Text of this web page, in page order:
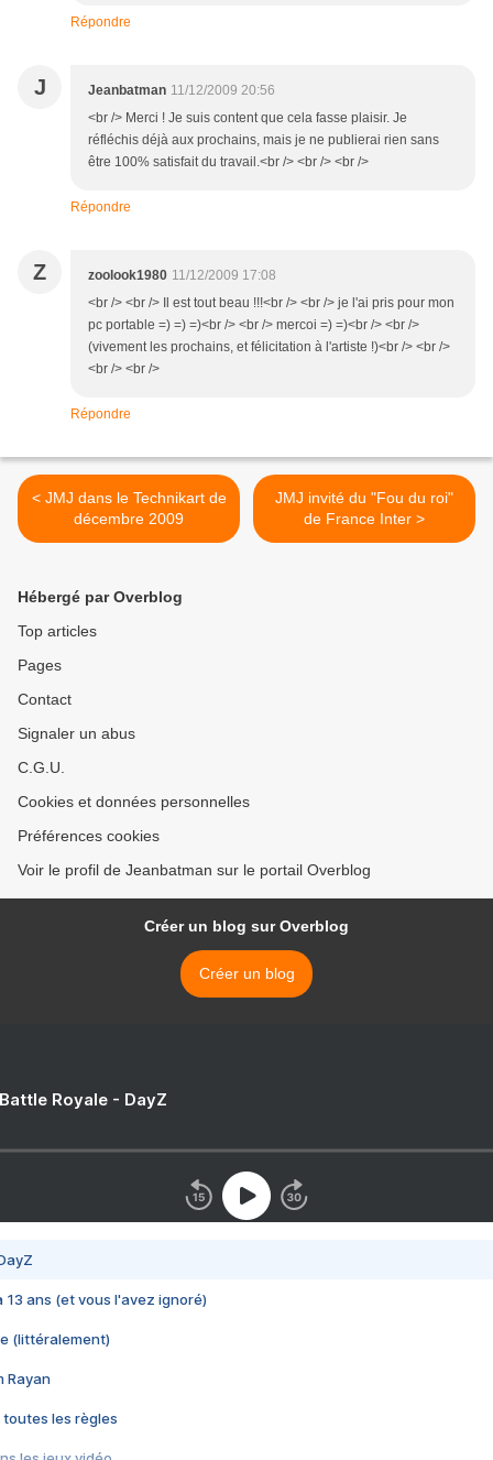
Répondre
J Jeanbatman 11/12/2009 20:56
<br /> Merci ! Je suis content que cela fasse plaisir. Je
réfléchis déjà aux prochains, mais je ne publierai rien sans
être 100% satisfait du travail.<br /> <br /> <br />
Répondre
Z zoolook1980 11/12/2009 17:08
<br /> <br /> Il est tout beau !!!<br /> <br /> je l'ai pris pour mon
pc portable =) =) =)<br /> <br /> mercoi =) =)<br /> <br />
(vivement les prochains, et félicitation à l'artiste !)<br /> <br />
<br /> <br />
Répondre
< JMJ dans le Technikart de
décembre 2009
JMJ invité du "Fou du roi"
de France Inter >
Hébergé par Overblog
Top articles
Pages
Contact
Signaler un abus
C.G.U.
Cookies et données personnelles
Préférences cookies
Voir le profil de Jeanbatman sur le portail Overblog
Créer un blog sur Overblog
Créer un blog
Royale - DayZ
13 ans (et vous l'avez ignoré)
(littéralement)
Rayan
toutes les règles